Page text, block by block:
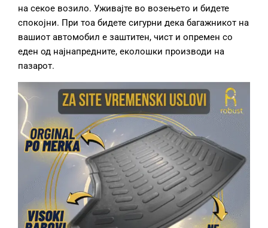
на секое возило. Уживајте во возењето и бидете
спокојни. При тоа бидете сигурни дека багажникот на
вашиот автомобил е заштитен, чист и опремен со
еден од најнапредните, еколошки производи на
пазарот.